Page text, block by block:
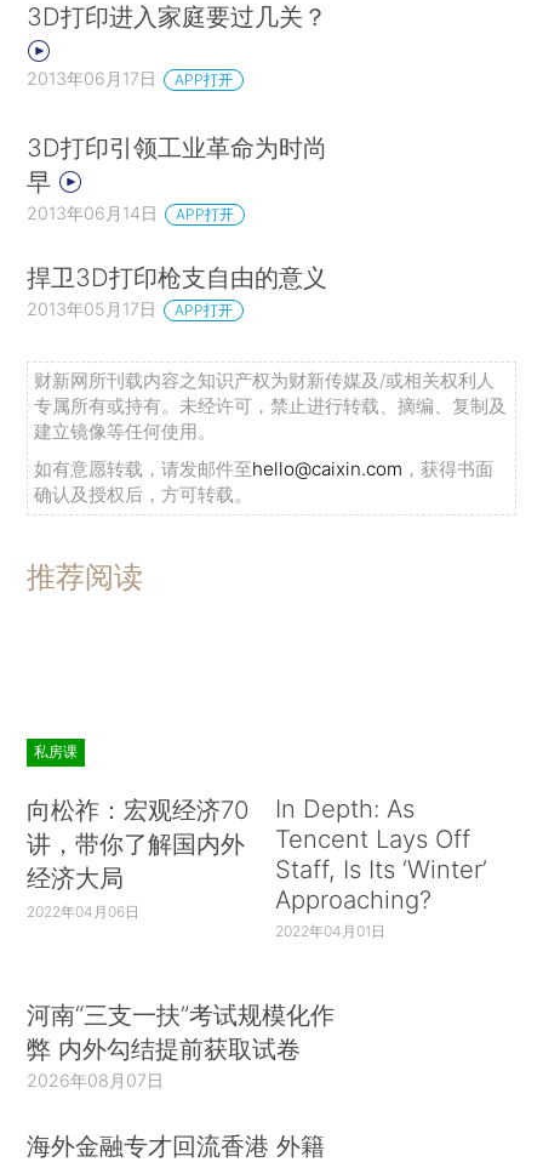
3D打印进入家庭要过几关？
2013年06月17日 APP打开
3D打印引领工业革命为时尚
早
2013年06月14日 APP打开
捍卫3D打印枪支自由的意义
2013年05月17日 APP打开
财新网所刊载内容之知识产权为财新传媒及/或相关权利人
专属所有或持有。未经许可，禁止进行转载、摘编、复制及
建立镜像等任何使用。
如有意愿转载，请发邮件至hello@caixin.com ，获得书面
确认及授权后，方可转载。
推荐阅读
私房课
向松祚：宏观经济70
讲，带你了解国内外
经济大局
2022年04月06日
In Depth: As
Tencent Lays Off
Staff, Is Its ‘Winter’
Approaching?
2022年04月01日
河南“三支一扶”考试规模化作
弊 内外勾结提前获取试卷
2026年08月07日
海外金融专才回流香港 外籍